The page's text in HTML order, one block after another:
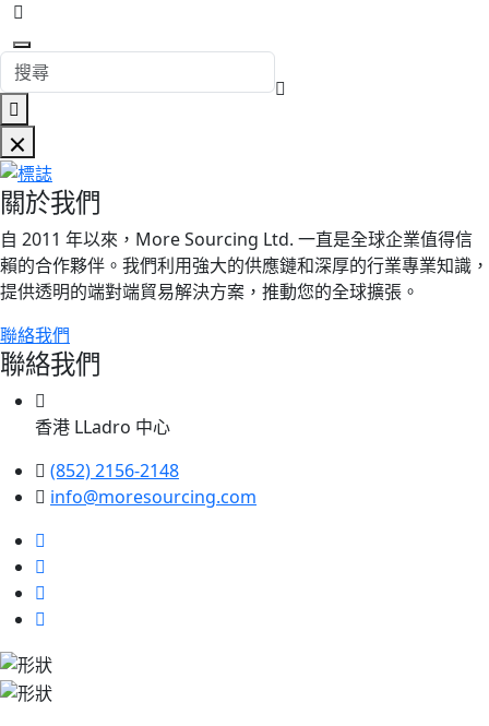
關於我們
自 2011 年以來，More Sourcing Ltd. 一直是全球企業值得信
賴的合作夥伴。我們利用強大的供應鏈和深厚的行業專業知識，
提供透明的端對端貿易解決方案，推動您的全球擴張。
聯絡我們
聯絡我們
香港 LLadro 中心
(852) 2156-2148
info@moresourcing.com